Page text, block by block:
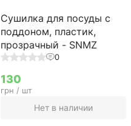
Сушилка для посуды с
поддоном, пластик,
прозрачный - SNMZ
0
130
грн / шт
Нет в наличии